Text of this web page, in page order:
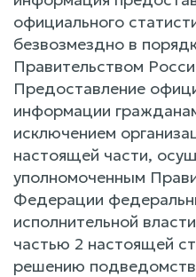
официального
безвозмездно в
Правительством
Предоставление
информации
исключением
настоящей части,
уполномоченным
Федерации
исполнительной
частью 2 настоящей
решению